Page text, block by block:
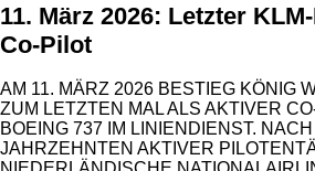
11. März 2026: Letzter
Co-Pilot
AM 11. MÄRZ 2026 BESTIEG KÖNIG
ZUM LETZTEN MAL ALS AKTIVER
BOEING 737 IM LINIENDIENST. NACH
JAHRZEHNTEN AKTIVER